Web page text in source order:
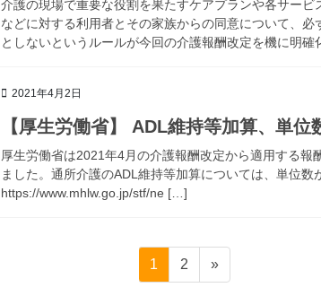
介護の現場で重要な役割を果たすケアプランや各サー
などに対する利用者とその家族からの同意について、
としないというルールが今回の介護報酬改定を機に明
2021年4月2日
【厚生労働省】 ADL維持等加算、単位
厚生労働省は2021年4月の介護報酬改定から適用する報
ました。通所介護のADL維持等加算については、単位数
https://www.mhlw.go.jp/stf/ne […]
固
定
1
固
定
2 »